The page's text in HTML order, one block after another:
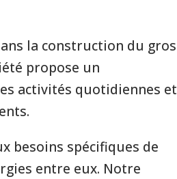
la construction du gros
propose un
activités quotidiennes et
besoins spécifiques de
entre eux. Notre